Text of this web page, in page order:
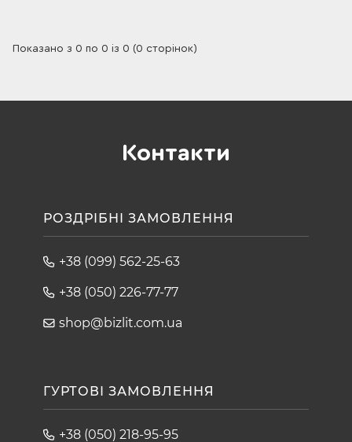
Показано з 0 по 0 із 0 (0 сторінок)
Контакти
РОЗДРІБНІ ЗАМОВЛЕННЯ
+38 (099) 562-25-63
+38 (050) 226-77-77
shop@bizlit.com.ua
ГУРТОВІ ЗАМОВЛЕННЯ
+38 (050) 218-95-95